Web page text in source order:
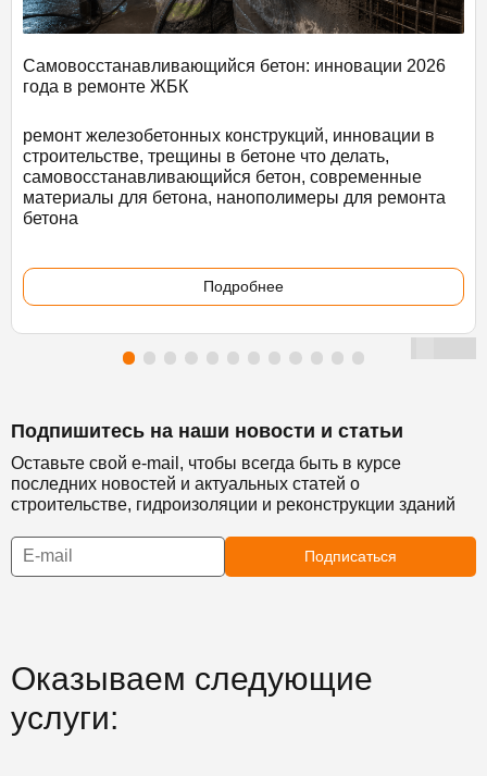
Самовосстанавливающийся бетон: инновации 2026
года в ремонте ЖБК
ремонт железобетонных конструкций, инновации в
строительстве, трещины в бетоне что делать,
самовосстанавливающийся бетон, современные
материалы для бетона, нанополимеры для ремонта
бетона
Подробнее
Подпишитесь на наши новости и статьи
Оставьте свой e-mail, чтобы всегда быть в курсе
последних новостей и актуальных статей о
строительстве, гидроизоляции и реконструкции зданий
Подписаться
Оказываем следующие
услуги: